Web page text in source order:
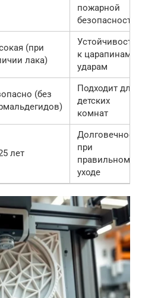
пожарной
безопасности
(при
лака)
Устойчивость
к царапинам и
ударам
(без
Подходит для
детских
комнат
лет
Долговечность
при
правильном
уходе